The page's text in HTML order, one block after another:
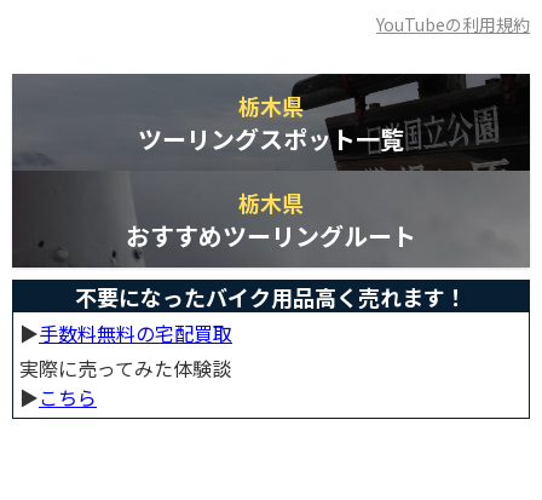
YouTubeの利用規約
栃木県
ツーリングスポット一覧
栃木県
おすすめツーリングルート
不要になったバイク用品高く売れます！
▶︎手数料無料の宅配買取
実際に売ってみた体験談
▶︎こちら